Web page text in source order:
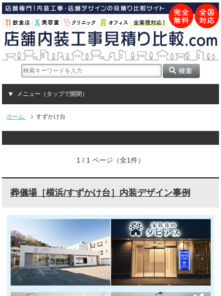
メニュー（タップで開閉）
ホーム すずかけ台
1 / 1 ページ（全1件）
葬儀場［横浜/すずかけ台］内装デザイン事例